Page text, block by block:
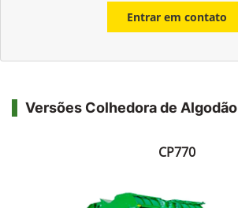
Entrar em contato
Versões Colhedora de Algodão
CP770